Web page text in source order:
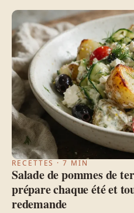
RECETTES · 7 MIN
Salade de pommes de
prépare chaque été et
redemande